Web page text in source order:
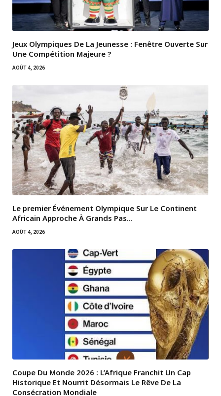
Jeux Olympiques De La Jeunesse : Fenêtre Ouverte Sur
Une Compétition Majeure ?
AOÛT 4, 2026
Le premier Événement Olympique Sur Le Continent
Africain Approche À Grands Pas…
AOÛT 4, 2026
Coupe Du Monde 2026 : L’Afrique Franchit Un Cap
Historique Et Nourrit Désormais Le Rêve De La
Consécration Mondiale